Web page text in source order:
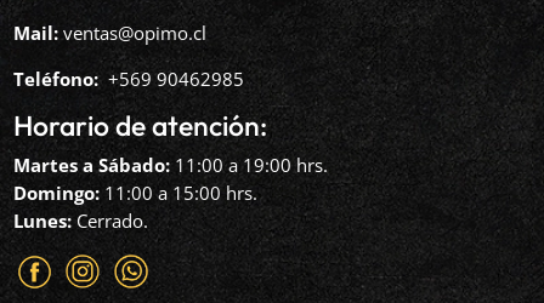
Mail: ventas@opimo.cl
Teléfono: ‪+569 90462985‬
Horario de atención:
Martes a Sábado: 11:00 a 19:00 hrs.
Domingo: 11:00 a 15:00 hrs.
Lunes: Cerrado.